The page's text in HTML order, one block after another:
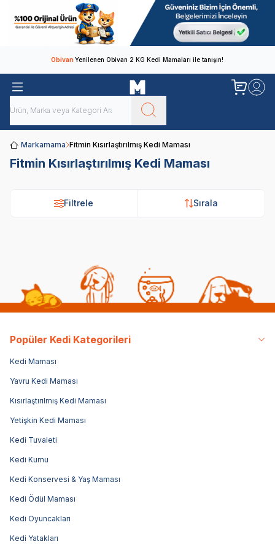
ObivanYenilenen Obivan 2 KG Kedi Mamaları ile tanışın!
Markamama Fitmin Kısırlaştırılmış Kedi Maması
Fitmin Kısırlaştırılmış Kedi Maması
Filtrele Sırala
Popüler Kedi Kategorileri
Kedi Maması
Yavru Kedi Maması
Kısırlaştırılmış Kedi Maması
Yetişkin Kedi Maması
Kedi Tuvaleti
Kedi Kumu
Kedi Konservesi & Yaş Maması
Kedi Ödül Maması
Kedi Oyuncakları
Kedi Yatakları